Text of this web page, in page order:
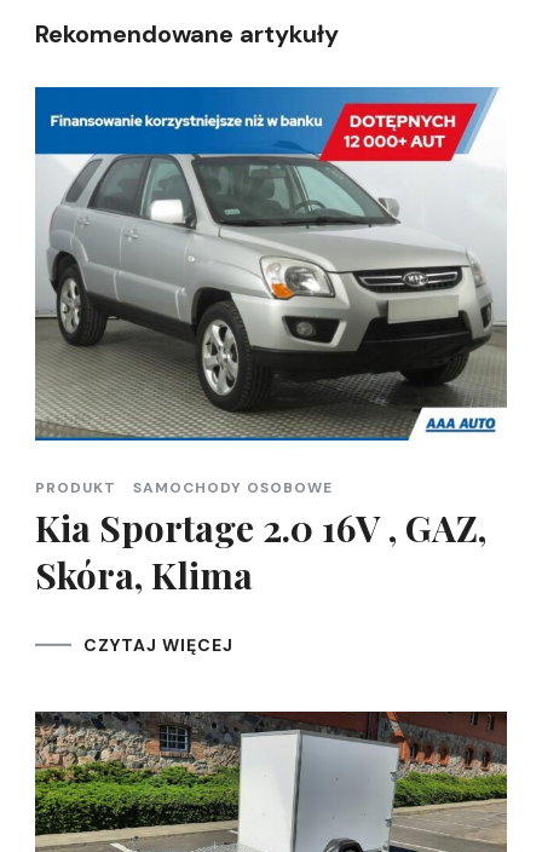
Rekomendowane artykuły
PRODUKT SAMOCHODY OSOBOWE
Kia Sportage 2.0 16V , GAZ,
Skóra, Klima
CZYTAJ WIĘCEJ